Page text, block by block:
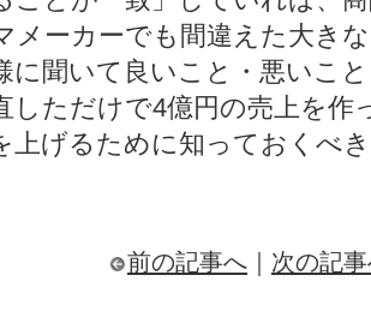
ーカーでも間違えた大き
聞いて良いこと・悪いこと
ただけで4億円の売上を作
げるために知っておくべ
前の記事へ 次の記